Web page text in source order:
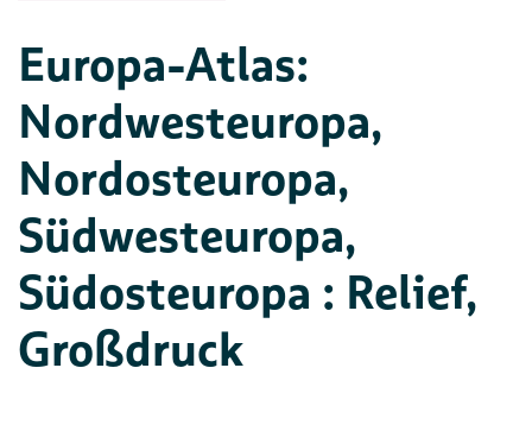
Europa-Atlas:
Nordwesteuropa,
Nordosteuropa,
Südwesteuropa,
Südosteuropa : Relief,
Großdruck